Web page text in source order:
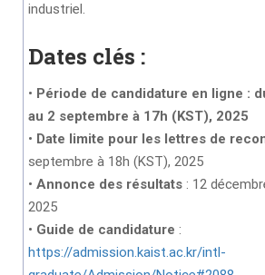
industriel.
Dates clés :
• Période de candidature en ligne :
au 2 septembre à 17h (KST), 2025
• Date limite pour les lettres de
septembre à 18h (KST), 2025
• Annonce des résultats : 12
2025
• Guide de candidature :
https://admission.kaist.ac.kr/intl-